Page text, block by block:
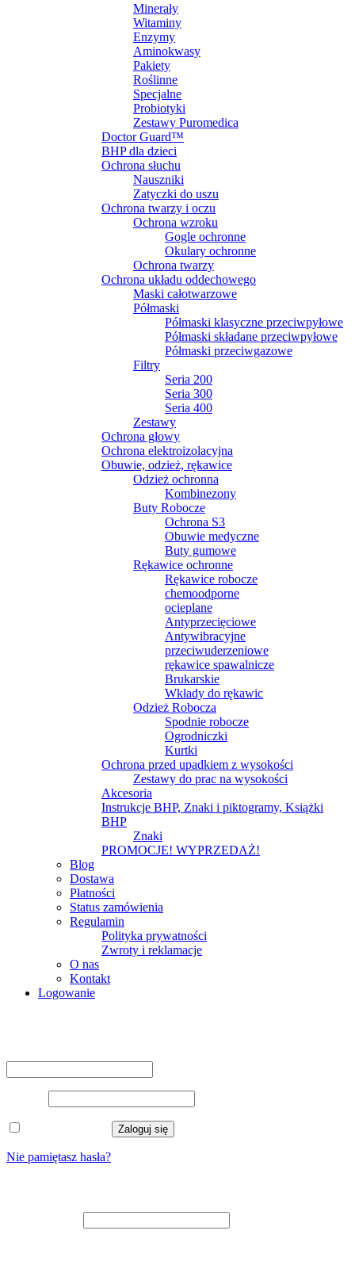
Minerały
Witaminy
Enzymy
Aminokwasy
Pakiety
Roślinne
Specjalne
Probiotyki
Zestawy Puromedica
Doctor Guard™
BHP dla dzieci
Ochrona słuchu
Nauszniki
Zatyczki do uszu
Ochrona twarzy i oczu
Ochrona wzroku
Gogle ochronne
Okulary ochronne
Ochrona twarzy
Ochrona układu oddechowego
Maski całotwarzowe
Półmaski
Półmaski klasyczne przeciwpyłowe
Półmaski składane przeciwpyłowe
Półmaski przeciwgazowe
Filtry
Seria 200
Seria 300
Seria 400
Zestawy
Ochrona głowy
Ochrona elektroizolacyjna
Obuwie, odzież, rękawice
Odzież ochronna
Kombinezony
Buty Robocze
Ochrona S3
Obuwie medyczne
Buty gumowe
Rękawice ochronne
Rękawice robocze
chemoodporne
ocieplane
Antyprzecięciowe
Antywibracyjne
przeciwuderzeniowe
rękawice spawalnicze
Brukarskie
Wkłady do rękawic
Odzież Robocza
Spodnie robocze
Ogrodniczki
Kurtki
Ochrona przed upadkiem z wysokości
Zestawy do prac na wysokości
Akcesoria
Instrukcje BHP, Znaki i piktogramy, Książki
BHP
Znaki
PROMOCJE! WYPRZEDAŻ!
Blog
Dostawa
Płatności
Status zamówienia
Regulamin
Polityka prywatności
Zwroty i reklamacje
O nas
Kontakt
Logowanie
Zaloguj się
Nie pamiętasz hasła?